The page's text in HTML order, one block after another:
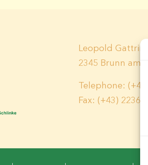
Leopold
2345 Brunn am
Telephone:
Fax: (+43) 2236